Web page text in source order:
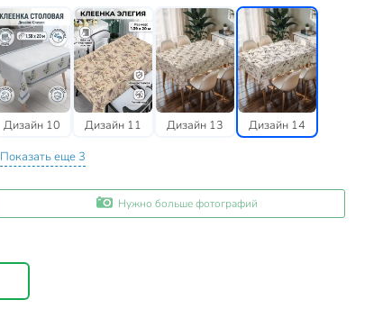
Дизайн 10 Дизайн 11 Дизайн 13 Дизайн 14
Показать еще 3
Нужно больше фотографий